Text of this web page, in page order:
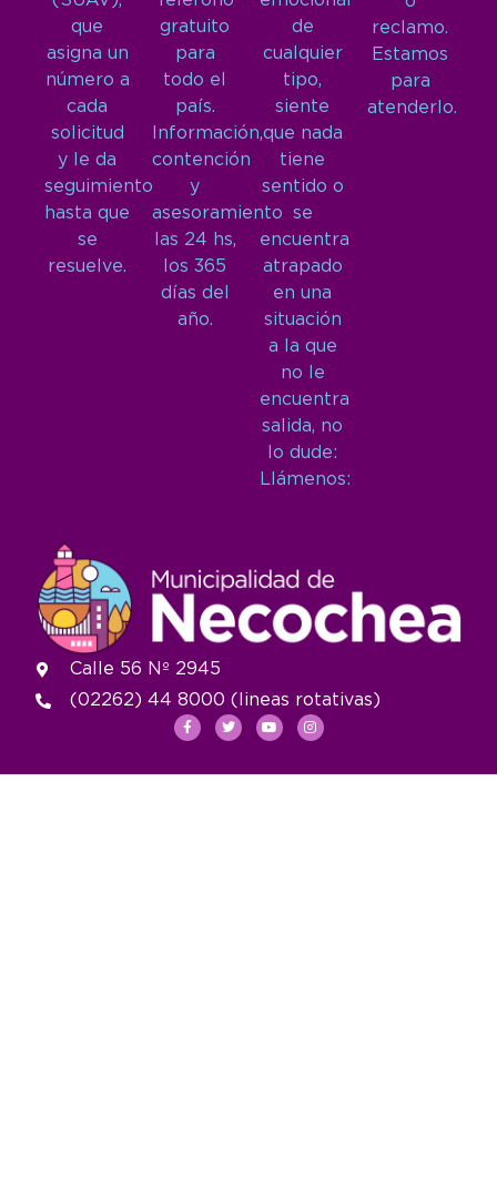
que
asigna un
número a
cada
solicitud
y le da
seguimiento
hasta que
se
resuelve.
gratuito
para
todo el
país.
Información,
contención
y
asesoramiento
las 24 hs,
los 365
días del
año.
de
cualquier
tipo,
siente
que nada
tiene
sentido o
se
encuentra
atrapado
en una
situación
a la que
no le
encuentra
salida, no
lo dude:
Llámenos:
reclamo.
Estamos
para
atenderlo.
Calle 56 Nº 2945
(02262) 44 8000 (lineas rotativas)